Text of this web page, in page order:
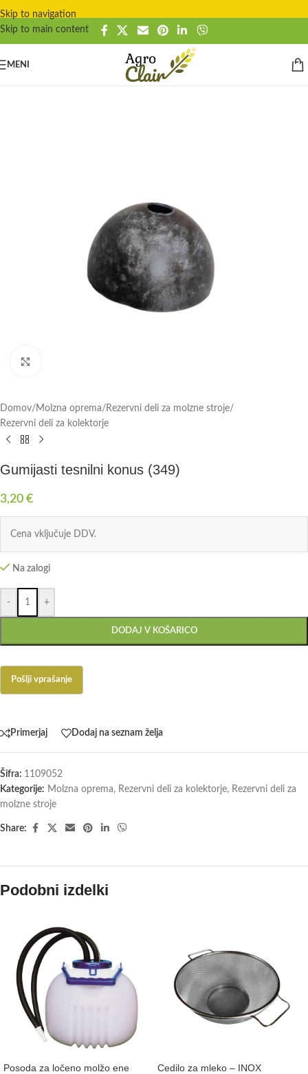
Skip to navigation
Skip to main content
MENI
Domov/ Molzna oprema/ Rezervni deli za molzne stroje/
Rezervni deli za kolektorje
Gumijasti tesnilni konus (349)
3,20 €
Cena vključuje DDV.
Na zalogi
- +
DODAJ V KOŠARICO
Primerjaj Dodaj na seznam želja
Šifra: 1109052
Kategorije: Molzna oprema, Rezervni deli za kolektorje, Rezervni deli za
molzne stroje
Share:
Podobni izdelki
Posoda za ločeno molžo ene
Cedilo za mleko – INOX